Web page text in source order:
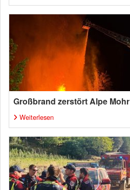
Großbrand zerstört Alpe Mohr
Weiterlesen